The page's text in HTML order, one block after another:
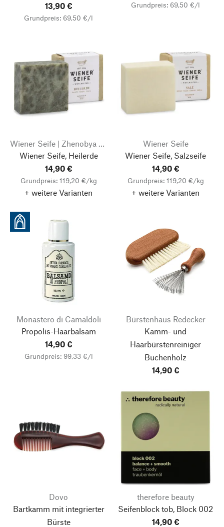
13,90 €
Grundpreis: 69,50 €/l
Grundpreis: 69,50 €/l
Wiener Seife | Zhenobya Aleppo- und Naturseifen
Wiener Seife, Heilerde
14,90 €
Grundpreis: 119,20 €/kg
+ weitere Varianten
Wiener Seife
Wiener Seife, Salzseife
14,90 €
Grundpreis: 119,20 €/kg
+ weitere Varianten
Monastero di Camaldoli
Propolis-Haarbalsam
14,90 €
Grundpreis: 99,33 €/l
Bürstenhaus Redecker
Kamm- und
Haarbürstenreiniger
Buchenholz
14,90 €
Dovo
Bartkamm mit integrierter
Bürste
therefore beauty
Seifenblock tob, Block 002
14,90 €